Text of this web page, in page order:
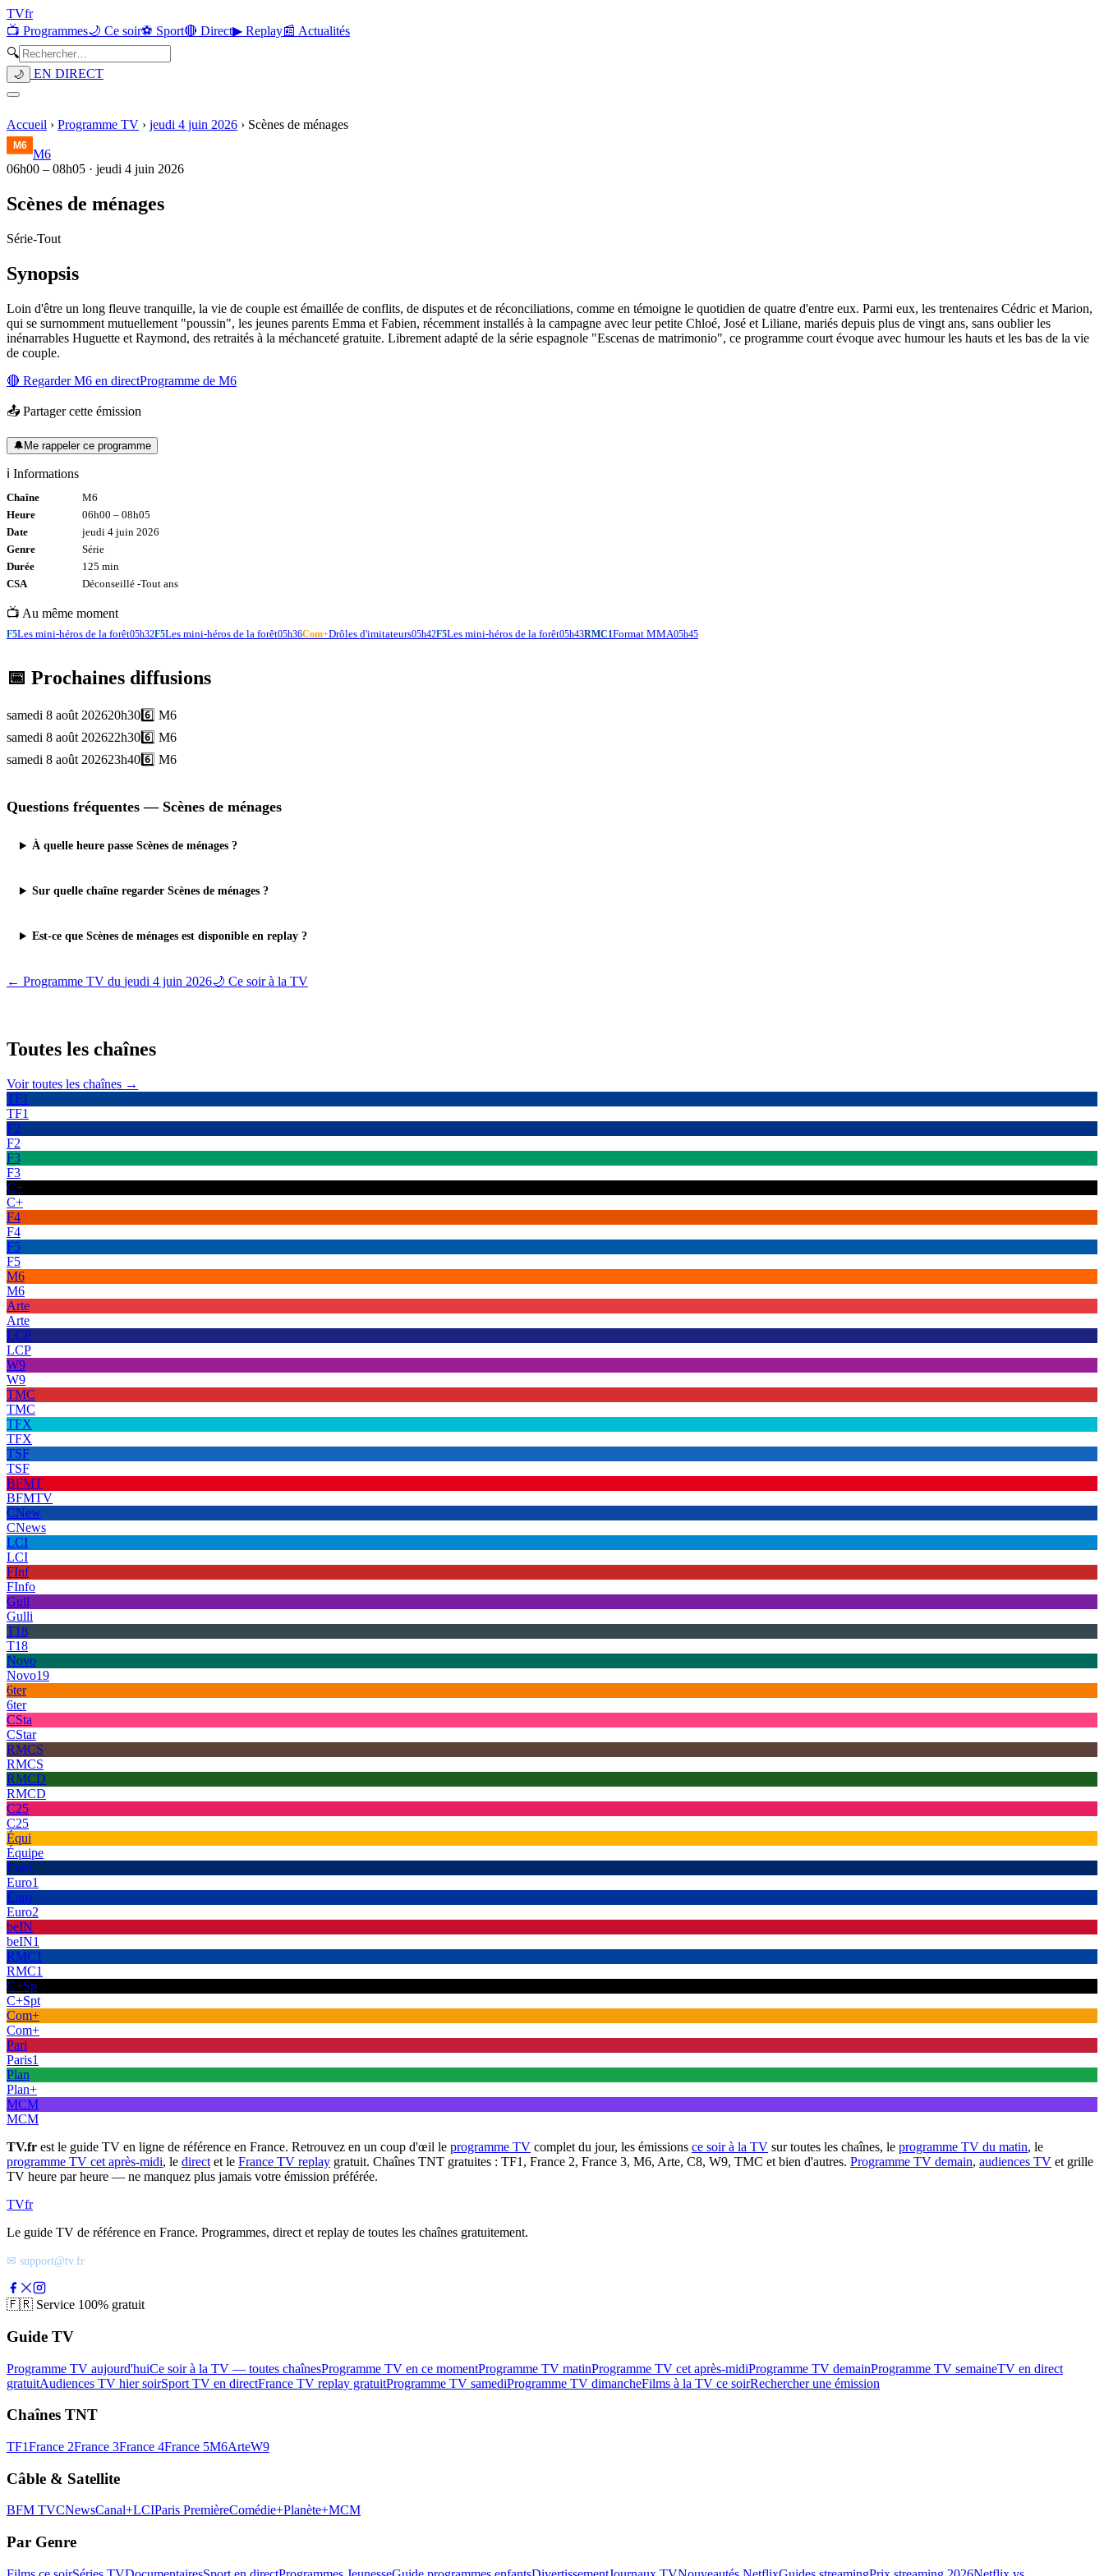
TVfr
📺 Programmes🌙 Ce soir⚽ Sport🔴 Direct▶ Replay📰 Actualités
🔍
🌙 EN DIRECT
Accueil › Programme TV › jeudi 4 juin 2026 › Scènes de ménages
M6
06h00 – 08h05 · jeudi 4 juin 2026
Scènes de ménages
Série-Tout
Synopsis
Loin d'être un long fleuve tranquille, la vie de couple est émaillée de conflits, de disputes et de réconciliations, comme en témoigne le quotidien de quatre d'entre eux. Parmi eux, les trentenaires Cédric et Marion,
qui se surnomment mutuellement "poussin", les jeunes parents Emma et Fabien, récemment installés à la campagne avec leur petite Chloé, José et Liliane, mariés depuis plus de vingt ans, sans oublier les
inénarrables Huguette et Raymond, des retraités à la méchanceté gratuite. Librement adapté de la série espagnole "Escenas de matrimonio", ce programme court évoque avec humour les hauts et les bas de la vie
de couple.
🔴 RegarderM6 en directProgramme de M6
📤 Partager cette émission
🔔Me rappeler ce programme
ℹ️ Informations
Chaîne
M6
Heure
06h00 – 08h05
Date
jeudi 4 juin 2026
Genre
Série
Durée
125 min
CSA
Déconseillé -Tout ans
📺 Au même moment
F5Les mini-héros de la forêt05h32F5Les mini-héros de la forêt05h36Com+Drôles d'imitateurs05h42F5Les mini-héros de la forêt05h43RMC1Format MMA05h45
📅 Prochaines diffusions
samedi 8 août 202620h306️⃣ M6
samedi 8 août 202622h306️⃣ M6
samedi 8 août 202623h406️⃣ M6
Questions fréquentes — Scènes de ménages
À quelle heure passe Scènes de ménages ?
Sur quelle chaîne regarder Scènes de ménages ?
Est-ce que Scènes de ménages est disponible en replay ?
← Programme TV du jeudi 4 juin 2026🌙 Ce soir à la TV
Toutes les chaînes
Voir toutes les chaînes →
TF1
TF1
F2
F2
F3
F3
C+
C+
F4
F4
F5
F5
M6
M6
Arte
Arte
LCP
LCP
W9
W9
TMC
TMC
TFX
TFX
TSF
TSF
BFMT
BFMTV
CNew
CNews
LCI
LCI
FInf
FInfo
Gull
Gulli
T18
T18
Novo
Novo19
6ter
6ter
CSta
CStar
RMCS
RMCS
RMCD
RMCD
C25
C25
Équi
Équipe
Euro
Euro1
Euro
Euro2
beIN
beIN1
RMC1
RMC1
C+Sp
C+Spt
Com+
Com+
Pari
Paris1
Plan
Plan+
MCM
MCM
TV.fr est le guide TV en ligne de référence en France. Retrouvez en un coup d'œil le programme TV complet du jour, les émissions ce soir à la TV sur toutes les chaînes, le programme TV du matin, le
programme TV cet après-midi, le direct et le France TV replay gratuit. Chaînes TNT gratuites : TF1, France 2, France 3, M6, Arte, C8, W9, TMC et bien d'autres. Programme TV demain, audiences TV et grille
TV heure par heure — ne manquez plus jamais votre émission préférée.
TVfr
Le guide TV de référence en France. Programmes, direct et replay de toutes les chaînes gratuitement.
✉ support@tv.fr
🇫🇷 Service 100% gratuit
Guide TV
Programme TV aujourd'huiCe soir à la TV — toutes chaînesProgramme TV en ce momentProgramme TV matinProgramme TV cet après-midiProgramme TV demainProgramme TV semaineTV en direct
gratuitAudiences TV hier soirSport TV en directFrance TV replay gratuitProgramme TV samediProgramme TV dimancheFilms à la TV ce soirRechercher une émission
Chaînes TNT
TF1France 2France 3France 4France 5M6ArteW9
Câble & Satellite
BFM TVCNewsCanal+LCIParis PremièreComédie+Planète+MCM
Par Genre